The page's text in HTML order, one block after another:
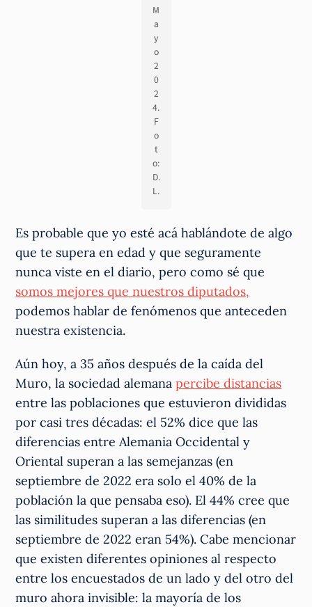
M
a
y
o
2
0
2
4.
F
o
t
o:
D.
L.
Es probable que yo esté acá hablándote de algo
que te supera en edad y que seguramente
nunca viste en el diario, pero como sé que
somos mejores que nuestros diputados,
podemos hablar de fenómenos que anteceden
nuestra existencia.
Aún hoy, a 35 años después de la caída del
Muro, la sociedad alemanapercibe distancias
entre las poblaciones que estuvieron divididas
por casi tres décadas: el 52% dice que las
diferencias entre Alemania Occidental y
Oriental superan a las semejanzas (en
septiembre de 2022 era solo el 40% de la
población la que pensaba eso). El 44% cree que
las similitudes superan a las diferencias (en
septiembre de 2022 eran 54%). Cabe mencionar
que existen diferentes opiniones al respecto
entre los encuestados de un lado y del otro del
muro ahora invisible: la mayoría de los